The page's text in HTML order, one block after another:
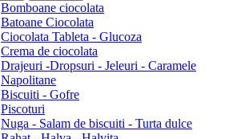
Bomboane ciocolata
Batoane Ciocolata
Ciocolata Tableta - Glucoza
Crema de ciocolata
Drajeuri -Dropsuri - Jeleuri - Caramele
Napolitane
Biscuiti - Gofre
Piscoturi
Nuga - Salam de biscuiti - Turta dulce